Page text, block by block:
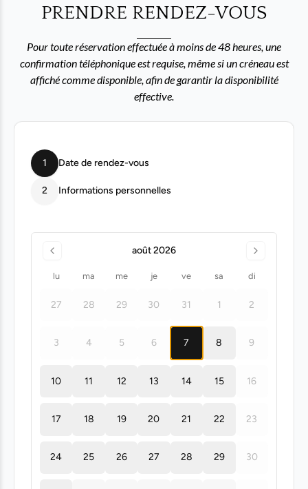
PRENDRE RENDEZ-VOUS
Pour toute réservation effectuée à moins de 48 heures, une
confirmation téléphonique est requise, même si un créneau est
affiché comme disponible, afin de garantir la disponibilité
effective.